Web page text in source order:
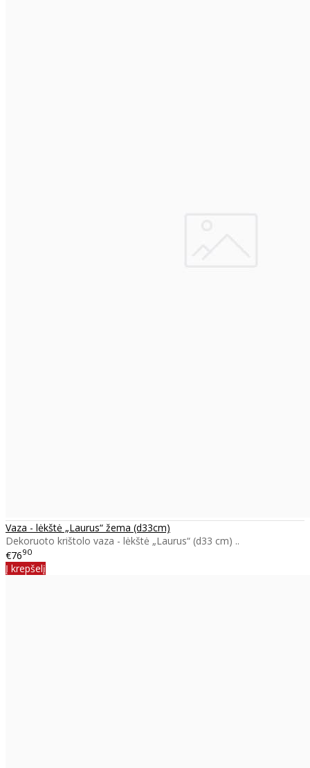
Vaza - lėkštė „Laurus“ žema (d33cm)
Dekoruoto krištolo vaza - lėkštė „Laurus“ (d33 cm) ..
€7690
Į krepšelį